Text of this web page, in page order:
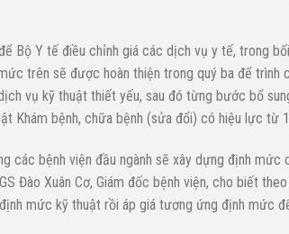
Bộ Y tế điều chỉnh giá các dịch vụ y tế, trong
trên sẽ được hoàn thiện trong quý ba để
vụ kỹ thuật thiết yếu, sau đó từng bước bổ
Khám bệnh, chữa bệnh (sửa đổi) có hiệu lực từ
các bệnh viện đầu ngành sẽ xây dựng định mức
Đào Xuân Cơ, Giám đốc bệnh viện, cho biết
mức kỹ thuật rồi áp giá tương ứng định mức